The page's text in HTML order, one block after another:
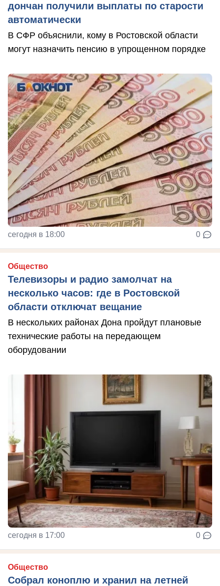
дончан получили выплаты по старости
автоматически
В СФР объяснили, кому в Ростовской области
могут назначить пенсию в упрощенном порядке
сегодня в 18:00 0
Общество
Телевизоры и радио замолчат на
несколько часов: где в Ростовской
области отключат вещание
В нескольких районах Дона пройдут плановые
технические работы на передающем
оборудовании
сегодня в 17:00 0
Общество
Собрал коноплю и хранил на летней